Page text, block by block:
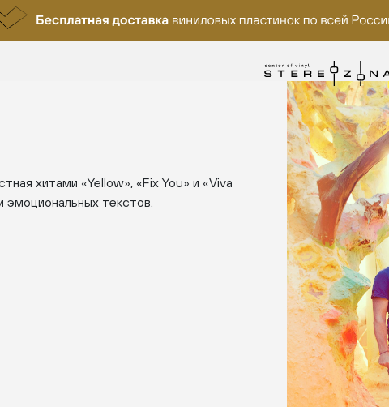
хитами «Yellow», «Fix You» и «Viva
эмоциональных текстов.